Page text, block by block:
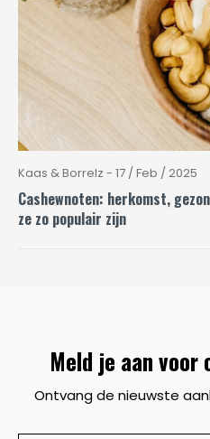
Kaas & Borrelz - 17 / Feb / 2025
Cashewnoten: herkomst,
ze zo populair zijn
Meld je aan voor
Ontvang de nieuwste